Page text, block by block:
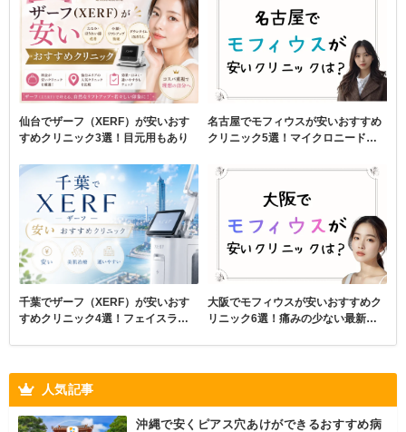
仙台でザーフ（XERF）が安いおす
すめクリニック3選！目元用もあり
名古屋でモフィウスが安いおすすめ
クリニック5選！マイクロニードル
千葉でザーフ（XERF）が安いおす
すめクリニック4選！フェイスライ
大阪でモフィウスが安いおすすめク
リニック6選！痛みの少ない最新美
人気記事
沖縄で安くピアス穴あけができるおすすめ病